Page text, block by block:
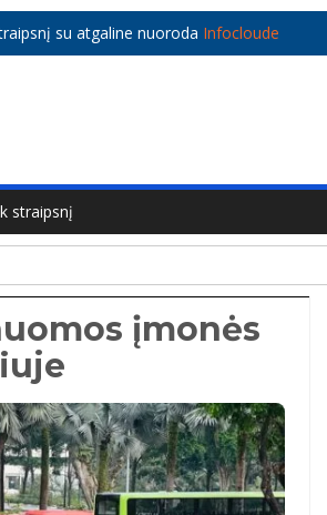
su atgaline nuoroda Infocloude
straipsnį
įmonės